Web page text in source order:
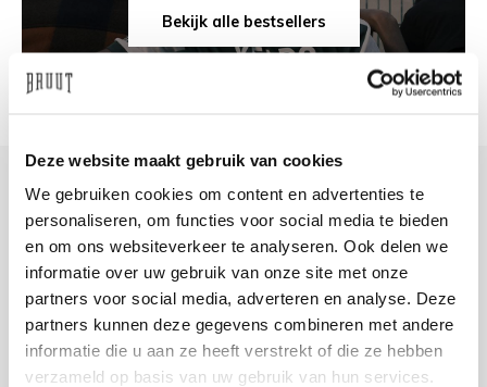
Deze website maakt gebruik van cookies
We gebruiken cookies om content en advertenties te
personaliseren, om functies voor social media te bieden
en om ons websiteverkeer te analyseren. Ook delen we
informatie over uw gebruik van onze site met onze
partners voor social media, adverteren en analyse. Deze
partners kunnen deze gegevens combineren met andere
informatie die u aan ze heeft verstrekt of die ze hebben
verzameld op basis van uw gebruik van hun services.
Bekijk alle bestsellers
+31 23 205 2006
info@bruut.nl
Contact Formulier
Open tot 21:00
OPENINGSTIJDEN